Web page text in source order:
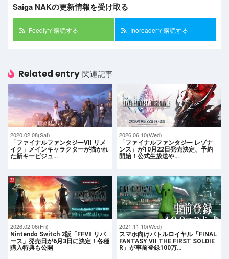
Saiga NAKの更新情報を受け取る
Feedlyで購読する Inoreaderで購読する
Related entry 関連記事
2020.02.08(Sat)
「ファイナルファンタジーVII リメ
イク」メインキャラクターが描かれ
た新キービジュ…
2026.06.10(Wed)
「ファイナルファンタジー レゾナ
ンス」が10月22日発売決定、予約
開始！公式生放送や…
2026.02.06(Fri)
Nintendo Switch 2版「FFⅦ リバ
ース」発売日が6月3日に決定！各種
購入特典も公開
2021.11.10(Wed)
スマホ向けバトルロイヤル「FINAL
FANTASY VII THE FIRST SOLDIE
R」が事前登録100万…